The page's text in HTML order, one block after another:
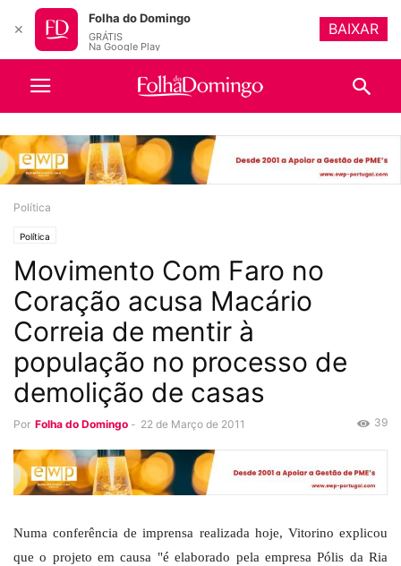
Política
Política
Movimento Com Faro no
Coração acusa Macário
Correia de mentir à
população no processo de
demolição de casas
Por Folha do Domingo - 22 de Março de 2011 39
Numa conferência de imprensa realizada hoje, Vitorino explicou
que o projeto em causa "é elaborado pela empresa Pólis da Ria
✕
Folha do Domingo
GRÁTIS
Na Google Play
BAIXAR